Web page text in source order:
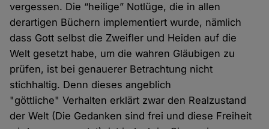
vergessen. Die “heilige” Notlüge, die in allen
derartigen Büchern implementiert wurde, nämlich
dass Gott selbst die Zweifler und Heiden auf die
Welt gesetzt habe, um die wahren Gläubigen zu
prüfen, ist bei genauerer Betrachtung nicht
stichhaltig. Denn dieses angeblich
"göttliche" Verhalten erklärt zwar den Realzustand
der Welt (Die Gedanken sind frei und diese Freiheit